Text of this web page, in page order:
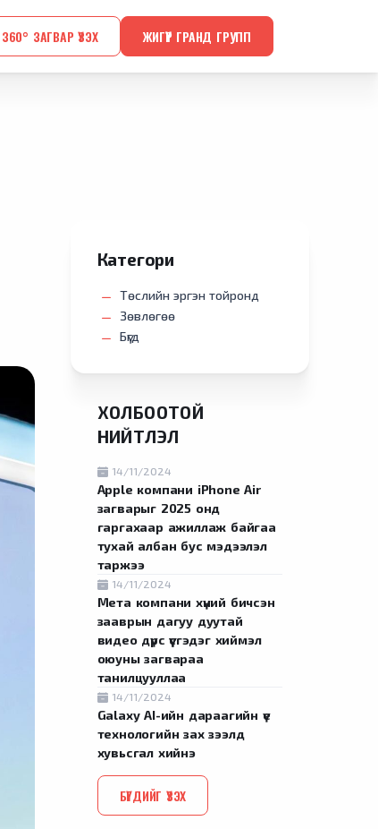
360° ЗАГВАР ҮЗЭХ ЖИГҮҮР ГРАНД ГРУПП
Категори
Төслийн эргэн тойронд
Зөвлөгөө
Бүгд
ХОЛБООТОЙ
НИЙТЛЭЛ
14/11/2024
Apple компани iPhone Air
загварыг 2025 онд
гаргахаар ажиллаж байгаа
тухай албан бус мэдээлэл
таржээ
14/11/2024
Мета компани хүний бичсэн
зааврын дагуу дуутай
видео дүрс үүсгэдэг хиймэл
оюуны загвараа
танилцууллаа
14/11/2024
Galaxy AI-ийн дараагийн үе
технологийн зах зээлд
хувьсгал хийнэ
БҮГДИЙГ ҮЗЭХ